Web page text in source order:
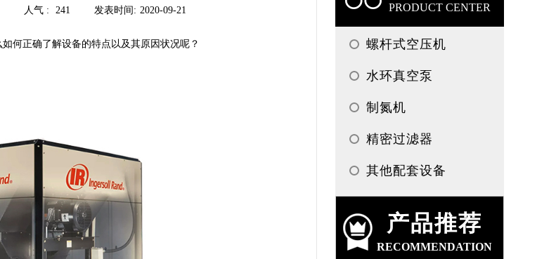
人气 : 241 发表时间: 2020-09-21
何正确了解设备的特点以及其原因状况呢？
PRODUCT CENTER
螺杆式空压机
水环真空泵
制氮机
精密过滤器
其他配套设备
产品推荐
RECOMMENDATION